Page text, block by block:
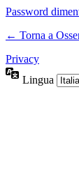
Password
← Torna a
Privacy
Lingua